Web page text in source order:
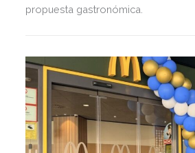
propuesta gastronómica.